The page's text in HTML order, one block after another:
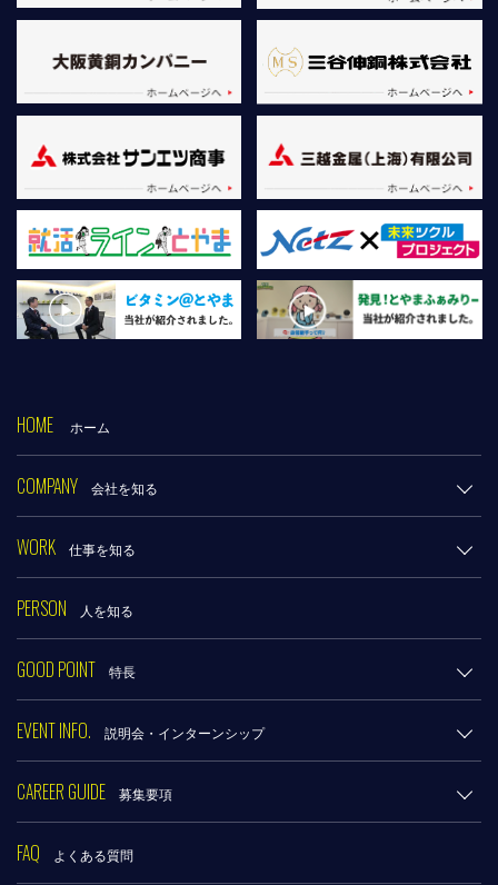
HOME ホーム
COMPANY 会社を知る
WORK 仕事を知る
PERSON 人を知る
GOOD POINT 特長
EVENT INFO. 説明会・インターンシップ
CAREER GUIDE 募集要項
FAQ よくある質問